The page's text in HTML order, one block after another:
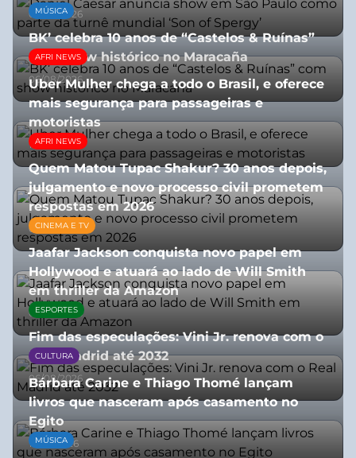
05/08/2026
MÚSICA
BK’ celebra 10 anos de “Castelos & Ruínas”
com show histórico no Maracaña
06/08/2026
AFRI NEWS
Uber Mulher chega a todo o Brasil, e oferece
mais segurança para passageiras e
motoristas
10/07/2026
AFRI NEWS
Quem Matou Tupac Shakur? 30 anos depois,
julgamento e novo processo civil prometem
respostas em 2026
05/08/2026
CINEMA E TV
Jaafar Jackson conquista novo papel em
Hollywood e atuará ao lado de Will Smith
em thriller da Amazon
06/08/2026
ESPORTES
Fim das especulações: Vini Jr. renova com o
Real Madrid até 2032
06/08/2026
CULTURA
Bárbara Carine e Thiago Thomé lançam
livros que nasceram após casamento no
Egito
10/07/2026
MÚSICA